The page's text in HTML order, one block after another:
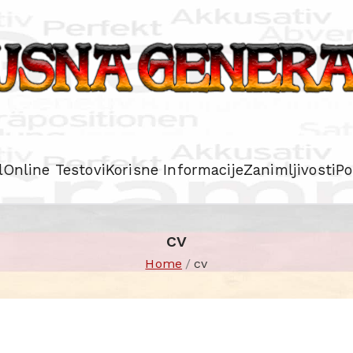
Online TestoviKorisne InformacijeZanimljivosti
cv
Home cv